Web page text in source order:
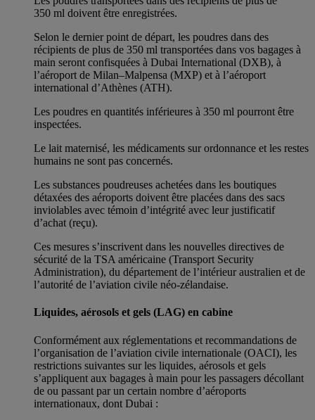
350 ml doivent être enregistrées.
Selon le dernier point de départ, les poudres dans des
récipients de plus de 350 ml transportées dans vos bagages à
main seront confisquées à Dubai International (DXB), à
l’aéroport de Milan–Malpensa (MXP) et à l’aéroport
international d’Athènes (ATH).
Les poudres en quantités inférieures à 350 ml pourront être
inspectées.
Le lait maternisé, les médicaments sur ordonnance et les restes
humains ne sont pas concernés.
Les substances poudreuses achetées dans les boutiques
détaxées des aéroports doivent être placées dans des sacs
inviolables avec témoin d’intégrité avec leur justificatif
d’achat (reçu).
Ces mesures s’inscrivent dans les nouvelles directives de
sécurité de la TSA américaine (Transport Security
Administration), du département de l’intérieur australien et de
l’autorité de l’aviation civile néo-zélandaise.
Liquides, aérosols et gels (LAG) en cabine
Conformément aux réglementations et recommandations de
l’organisation de l’aviation civile internationale (OACI), les
restrictions suivantes sur les liquides, aérosols et gels
s’appliquent aux bagages à main pour les passagers décollant
de ou passant par un certain nombre d’aéroports
internationaux, dont Dubai :